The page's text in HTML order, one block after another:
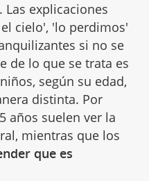
explicaciones
cielo', 'lo perdimos'
si no se
de lo que se trata es
según su edad,
distinta. Por
años suelen ver la
mientras que los
que es